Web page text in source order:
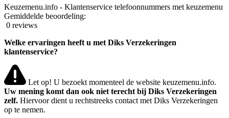
Keuzemenu.info - Klantenservice telefoonnummers met keuzemenu
Gemiddelde beoordeling:
0 reviews
Welke ervaringen heeft u met Diks Verzekeringen
klantenservice?
Let op! U bezoekt momenteel de website keuzemenu.info.
Uw mening komt dan ook niet terecht bij Diks Verzekeringen
zelf. Hiervoor dient u rechtstreeks contact met Diks Verzekeringen
op te nemen.